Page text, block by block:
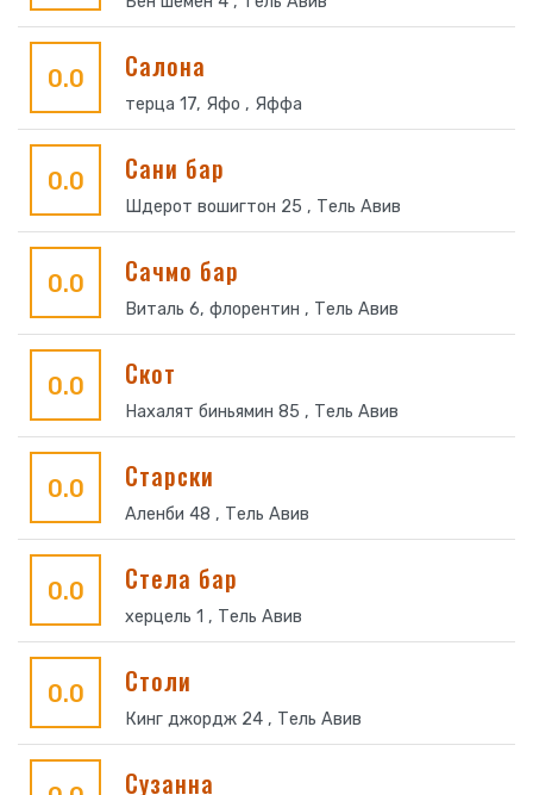
0.0 Салона
терца 17, Яфо , Яффа
0.0 Сани бар
Шдерот вошигтон 25 , Тель Авив
0.0 Сачмо бар
Виталь 6, флорентин , Тель Авив
0.0 Скот
Нахалят биньямин 85 , Тель Авив
0.0 Старски
Аленби 48 , Тель Авив
0.0 Стела бар
херцель 1 , Тель Авив
0.0 Столи
Кинг джордж 24 , Тель Авив
Сузанна